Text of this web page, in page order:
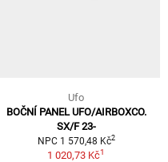
Ufo
BOČNÍ PANEL UFO/AIRBOXCO.
SX/F 23-
NPC 1 570,48 Kč2
1 020,73 Kč1